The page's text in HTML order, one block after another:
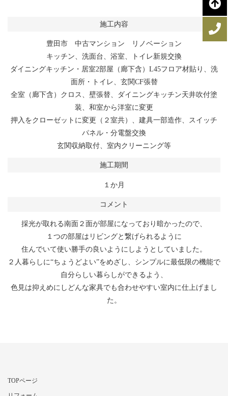
施工内容
豊田市 中古マンション リノベーション
キッチン、洗面台、浴室、トイレ新規交換
ダイニングキッチン・居室2部屋（廊下含）L45フロア材貼り、洗
面所・トイレ、玄関CF張替
全室（廊下含）クロス、壁張替、ダイニングキッチン天井吹付塗
装、和室から洋室に変更
押入をクローゼットに変更（２室共）、建具一部造作、スイッチ
パネル・分電盤交換
玄関収納取付、室内クリーニング等
施工期間
１か月
コメント
採光が取れる南面２面が部屋になっており暗かったので、
１つの部屋はリビングと繋げられるように
住んでいて使い勝手の良いようにしようとしていました。
２人暮らしに“ちょうどよい”をめざし、シンプルに最低限の機能で
自分らしい暮らしができるよう、
色見は抑えめにしどんな家具でも合わせやすい室内に仕上げまし
た。
TOPページ